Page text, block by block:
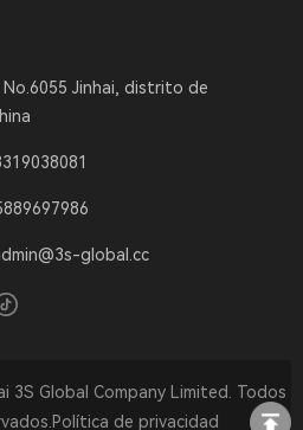
No.6055 Jinhai, distrito de
global.cc
3S Global Company Limited. Todos
Política de privacidad